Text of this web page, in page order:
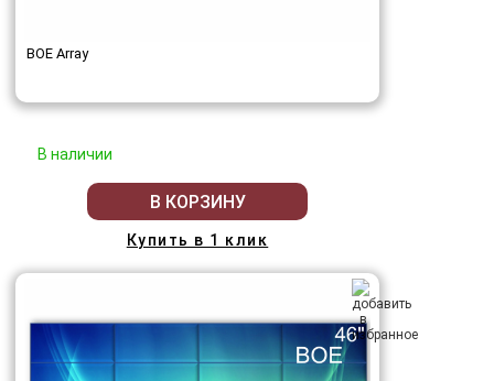
BOE Array
В наличии
В КОРЗИНУ
Купить в 1 клик